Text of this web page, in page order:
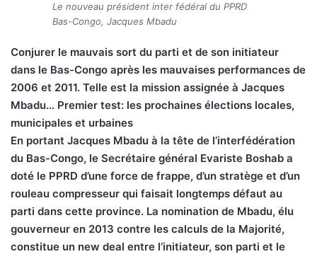
Le nouveau président inter fédéral du PPRD
Bas-Congo, Jacques Mbadu
Conjurer le mauvais sort du parti et de son initiateur
dans le Bas-Congo après les mauvaises performances de
2006 et 2011. Telle est la mission assignée à Jacques
Mbadu… Premier test: les prochaines élections locales,
municipales et urbaines
En portant Jacques Mbadu à la tête de l’interfédération
du Bas-Congo, le Secrétaire général Evariste Boshab a
doté le PPRD d’une force de frappe, d’un stratège et d’un
rouleau compresseur qui faisait longtemps défaut au
parti dans cette province. La nomination de Mbadu, élu
gouverneur en 2013 contre les calculs de la Majorité,
constitue un new deal entre l’initiateur, son parti et le